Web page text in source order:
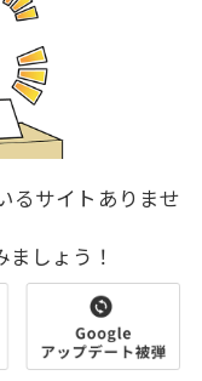
るサイトありませ
しょう！